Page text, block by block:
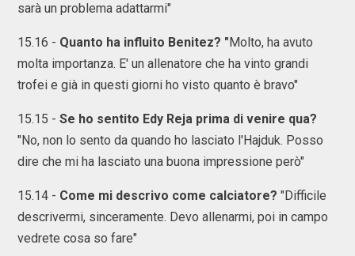
sarà un problema adattarmi"
15.16 - Quanto ha influito Benitez? "Molto, ha avuto
molta importanza. E' un allenatore che ha vinto grandi
trofei e già in questi giorni ho visto quanto è bravo"
15.15 - Se ho sentito Edy Reja prima di venire qua?
"No, non lo sento da quando ho lasciato l'Hajduk. Posso
dire che mi ha lasciato una buona impressione però"
15.14 - Come mi descrivo come calciatore? "Difficile
descrivermi, sinceramente. Devo allenarmi, poi in campo
vedrete cosa so fare"